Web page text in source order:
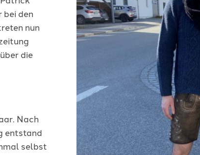
bei den
nun
die
Nach
entstand
selbst